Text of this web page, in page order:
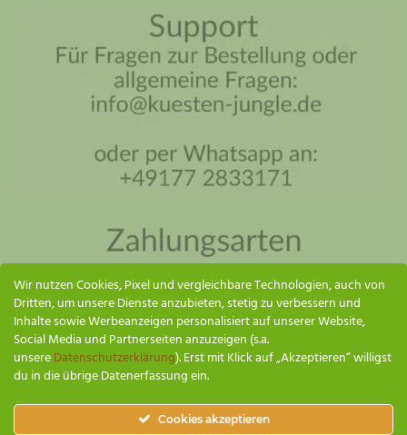
Wir nutzen Cookies, Pixel und vergleichbare Technologien, auch von
Dritten, um unsere Dienste anzubieten, stetig zu verbessern und
Inhalte sowie Werbeanzeigen personalisiert auf unserer Website,
Social Media und Partnerseiten anzuzeigen (s.a.
unsereDatenschutzerklärung). Erst mit Klick auf „Akzeptieren“ willigst
du in die übrige Datenerfassung ein.
Cookies akzeptieren
Küsten Jungle Assistent
SENDEN